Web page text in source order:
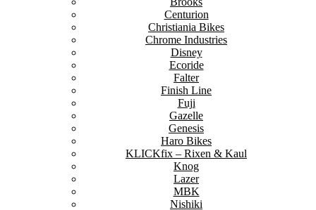
Centurion
Christiania Bikes
Chrome Industries
Disney
Ecoride
Falter
Finish Line
Fuji
Gazelle
Genesis
Haro Bikes
KLICKfix – Rixen & Kaul
Knog
Lazer
MBK
Nishiki